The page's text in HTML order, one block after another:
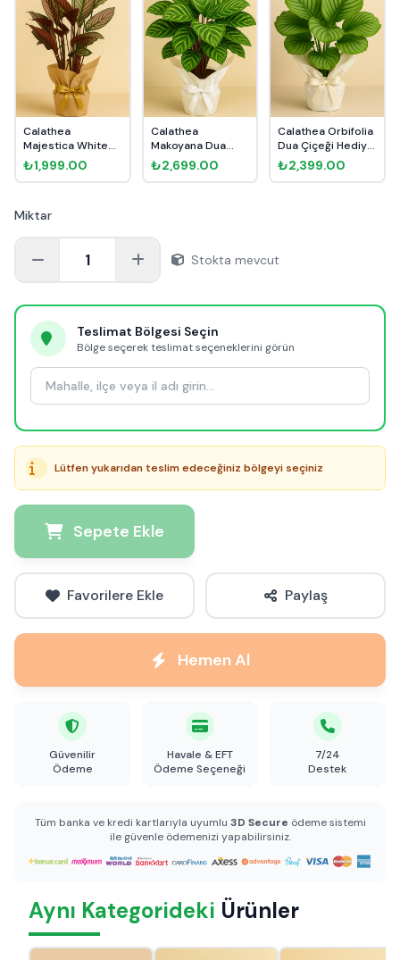
Calathea
Majestica White
Star Dua Çiçeği...
₺1,999.00
Calathea
Makoyana Dua
Çiçeği Hediye
Pake...
₺2,699.00
Calathea Orbifolia
Dua Çiçeği Hediye
Pak...
₺2,399.00
Miktar
1 Stokta mevcut
Teslimat Bölgesi Seçin
Bölge seçerek teslimat seçeneklerini görün
Lütfen yukarıdan teslim edeceğiniz bölgeyi seçiniz
Sepete Ekle
Favorilere Ekle Paylaş
Hemen Al
Güvenilir
Ödeme
Havale & EFT
Ödeme Seçeneği
7/24
Destek
Tüm banka ve kredi kartlarıyla uyumlu 3D Secure ödeme sistemi
ile güvenle ödemenizi yapabilirsiniz.
Aynı Kategorideki Ürünler